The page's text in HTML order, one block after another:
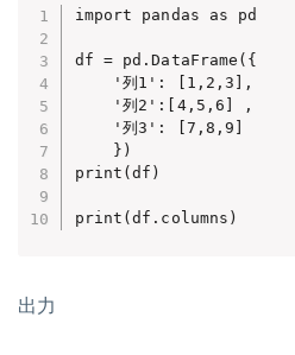
import pandas as pd
df = pd.DataFrame({
    '列1': [1,2,3],
    '列2':[4,5,6] ,
    '列3': [7,8,9]
    })
print(df)
print(df.columns)
出力